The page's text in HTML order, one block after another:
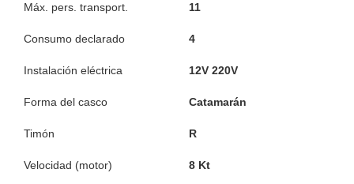
Máx. pers. transport. 11
Consumo declarado 4
Instalación eléctrica 12V 220V
Forma del casco Catamarán
Timón R
Velocidad (motor) 8 Kt